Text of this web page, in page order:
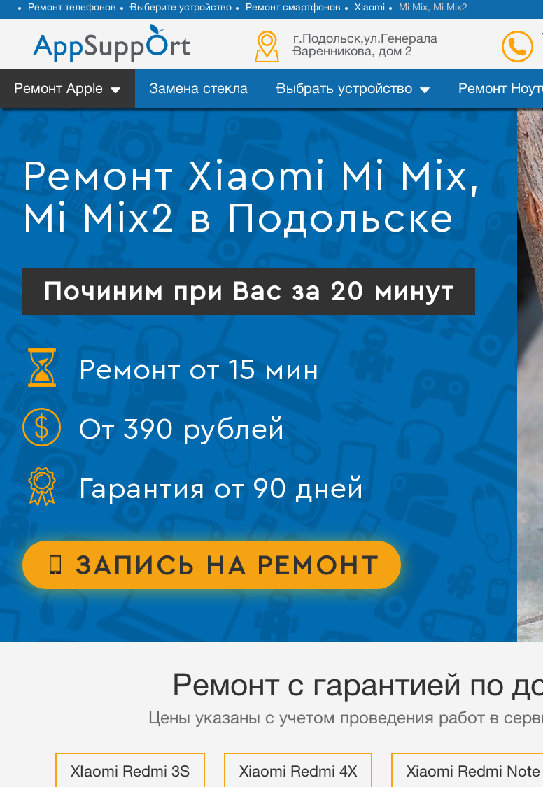
Ремонт телефонов Выберите устройство Ремонт смартфонов Xiaomi Mi Mix, Mi Mix2
г.Подольск,ул.Генерала
Варенникова, дом 2
Ремонт Apple Замена стекла Выбрать устройство Ремонт
Ремонт Xiaomi Mi Mix,
Mi Mix2 в Подольске
Починим при Вас за 20 минут
Ремонт от 15 мин
От 390 рублей
Гарантия от 90 дней
ЗАПИСЬ НА РЕМОНТ
Ремонт с гарантией по
Цены указаны с учетом проведения работ в
XIaomi Redmi 3S Xiaomi Redmi 4X Xiaomi Redmi Note